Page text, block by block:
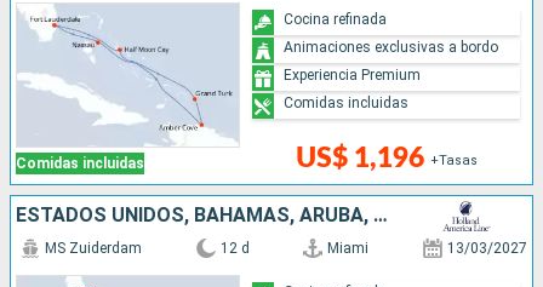
Comidas incluidas US$ 1,196 +Tasas
Cocina refinada
Animaciones exclusivas a bordo
Experiencia Premium
Comidas incluidas
ESTADOS UNIDOS, BAHAMAS, ARUBA, REPÚBLICA DOMINICANA
MS Zuiderdam 12 d Miami 13/03/2027